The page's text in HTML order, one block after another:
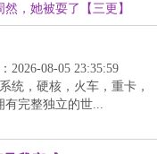
，她被耍了【三更】
2026-08-05 23:35:59
统，硬核，火车，重卡，
有完整独立的世...